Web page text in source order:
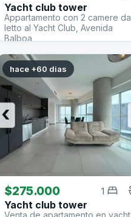
Yacht club tower
Appartamento con 2 camere da
letto al Yacht Club, Avenida
Balboa
hace +60 dias
‹
$275.000 1
Yacht club tower
Venta de apartamento en yacht